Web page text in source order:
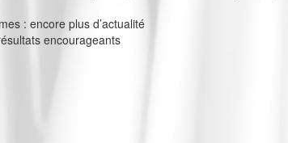
: encore plus d’actualité
encourageants